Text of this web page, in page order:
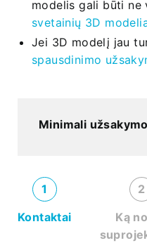
modelis gali būti ne
svetainių 3D
Jei 3D modelį jau
spausdinimo
Minimali
1
Kontaktai
2
Ką